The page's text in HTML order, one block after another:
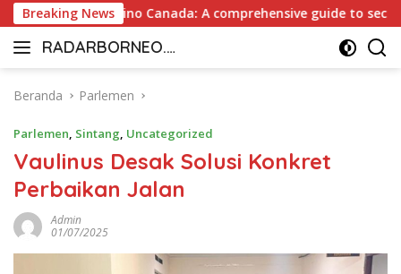
Langsung
ke
konten
Breaking News
Payout Casino Canada: A comprehensive guide to secure
RADARBORNEO.I
Radarnya
Beranda
Parlemen
Parlemen, Sintang, Uncategorized
Vaulinus Desak Solusi Konkret
Perbaikan Jalan
Admin
01/07/2025